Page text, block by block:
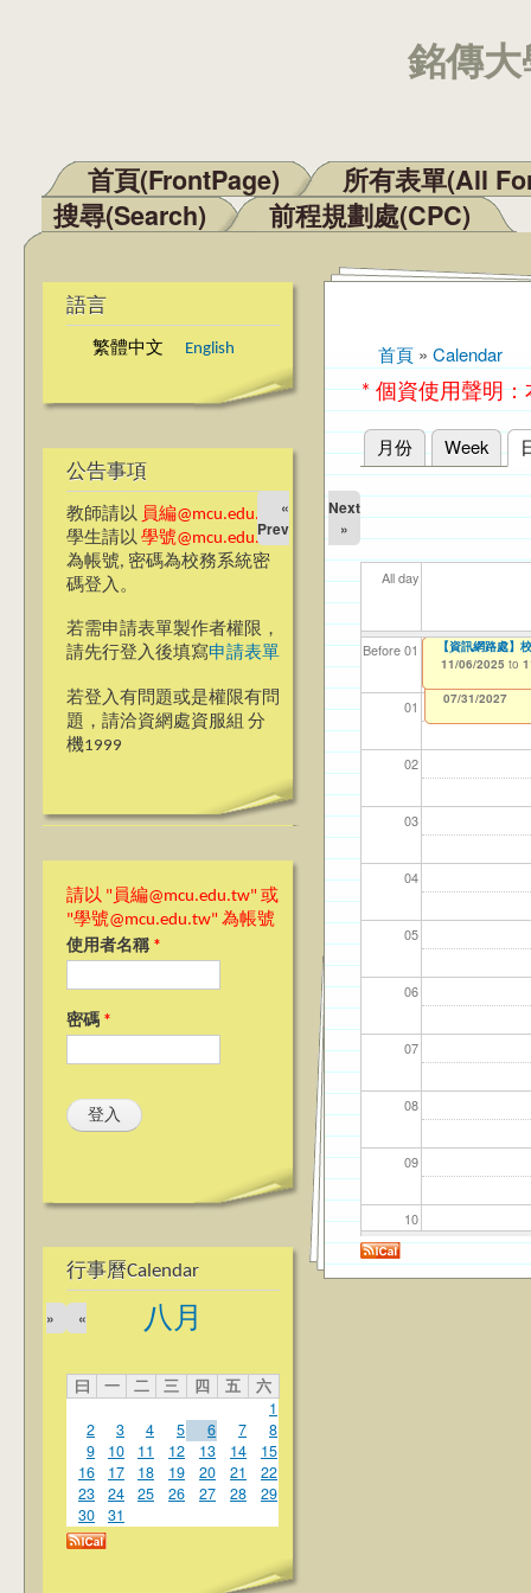
銘傳
主選單
首頁(FrontPage)
所有表單(All
搜尋(Search)
前程規劃處(CPC)
語言
繁體中文 English
公告事項
教師請以 員編@mcu.edu.tw
學生請以 學號@mcu.edu.tw
為帳號, 密碼為校務系統密
碼登入。
若需申請表單製作者權限，
請先行登入後填寫申請表單
若登入有問題或是權限有問
題，請洽資網處資服組 分
機1999
請以 "員編@mcu.edu.tw" 或
"學號@mcu.edu.tw" 為帳號
使用者名稱 *
密碼 *
行事曆Calendar
八月
«
»
曰 一 二 三 四 五
六
1
2
3 4 5 6 7
8
9
10 11 12 13 14
15
16
17 18 19 20 21
22
23
24 25 26 27 28
29
30
31
您在這裡
首頁 » Calendar
* 個資使用聲明
主要索引標籤
月份 Week
«
Prev
Next
»
All day
Before 01
01
02
03
04
05
06
07
08
09
10
11
【資網處】
整合系統～表單
12/31/2027
【財務處】工讀
11/12/2021 to
【財務處】漏打
錄
07/31/2027
114
04/
114
02/
114
03/
【學
07/
114
09/
教務
11/
【教學暨學習
09/01/2025 to
【資訊網路處】
10/29/2025 to
【資訊網路處
11/06/2025 to